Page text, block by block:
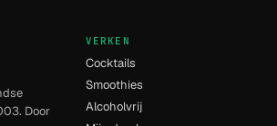
Door
VERKEN
Cocktails
Smoothies
Alcoholvrij